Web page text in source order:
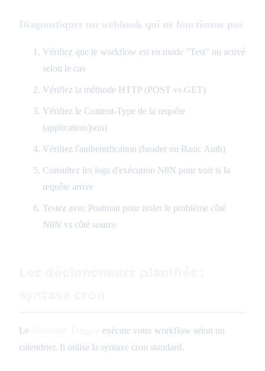
Diagnostiquer un webhook qui ne fonctionne pas
Vérifiez que le workflow est en mode "Test" ou activé
selon le cas
Vérifiez la méthode HTTP (POST vs GET)
Vérifiez le Content-Type de la requête
(application/json)
Vérifiez l'authentification (header ou Basic Auth)
Consultez les logs d'exécution N8N pour voir si la
requête arrive
Testez avec Postman pour isoler le problème côté
N8N vs côté source
Le
exécute votre workflow selon un
calendrier. Il utilise la syntaxe cron standard.